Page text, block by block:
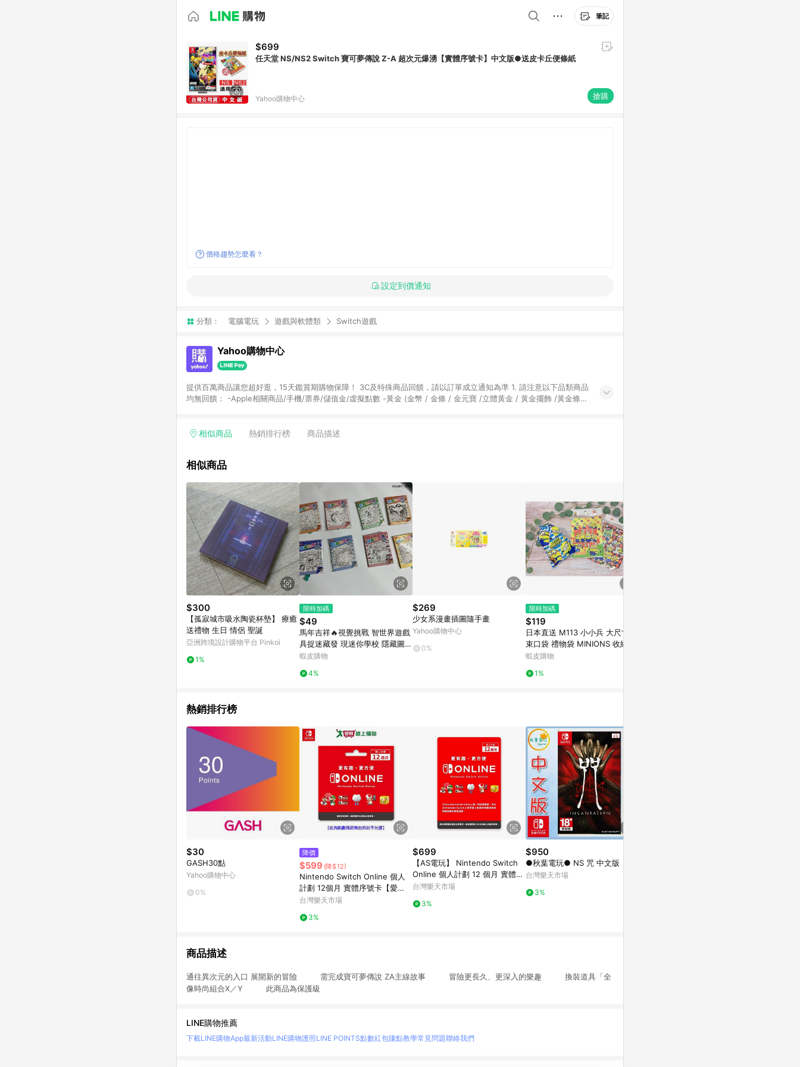
筆記
$699
任天堂 NS/NS2 Switch 寶可夢傳說 Z-A 超次元爆湧【實體序號卡】中文版●送皮卡丘便條紙
Yahoo購物中心 搶購
價格趨勢怎麼看？
設定到價通知
分類： 電腦電玩 遊戲與軟體類 Switch遊戲
Yahoo購物中心
提供百萬商品讓您超好逛，15天鑑賞期購物保障！ 3C及特殊商品回饋，請以訂單成立通知為準 1. 請注意以下品類商品
均無回饋： -Apple相關商品/手機/票券/儲值金/虛擬點數 -黃金 (金幣 / 金條 / 金元寶 /立體黃金 / 黃金擺飾 /黃金條
Yahoo超贈點回饋者 - 購物中心商店之商品：商品賣場中有標示「商店」及顯示商店名稱者(指定活動店家除外) 3. 訂
相似商品 熱銷排行榜 商品描述
相似商品
$300
【孤寂城市吸水陶瓷杯墊】 療癒
送禮物 生日 情侶 聖誕
亞洲跨境設計購物平台 Pinkoi
1%
限時加碼
$49
馬年吉祥🔥視覺挑戰 智世界遊戲
具捉迷藏發 現迷你學校 隱藏圖畫
玩 擺攤兒童益
蝦皮購物
4%
$269
少女系漫畫插圖隨手畫
Yahoo購物中心
0%
限時加碼
$119
日本直送 M113 小小兵 大尺寸
束口袋 禮物袋 MINIONS 收納袋
漱洗袋 大容量 抽繩束口袋
蝦皮購物
1%
熱銷排行榜
$30
GASH30點
Yahoo購物中心
0%
降價
$599 (降$12)
Nintendo Switch Online 個人
計劃 12個月 實體序號卡【愛
買】
台灣樂天市場
3%
$699
【AS電玩】 Nintendo Switch
Online 個人計劃 12 個月 實體票
卡 NSO 任天堂網路會員
台灣樂天市場
3%
$950
●秋葉電玩● NS 咒 中文版
台灣樂天市場
3%
商品描述
通往異次元的入口 展開新的冒險 需完成寶可夢傳說 ZA主線故事 冒險更長久、更深入的樂趣 換裝道具「全
像時尚組合X／Y 此商品為保護級
LINE購物推薦
下載LINE購物App最新活動LINE購物護照LINE POINTS點數紅包賺點教學常見問題聯絡我們